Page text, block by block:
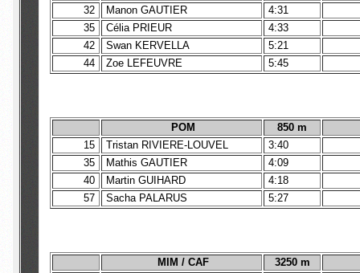
32
Manon GAUTIER
4:31
35
Célia PRIEUR
4:33
42
Swan KERVELLA
5:21
44
Zoe LEFEUVRE 5:45
POM
850 m
15
Tristan RIVIERE-LOUVEL
3:40
35
Mathis GAUTIER
4:09
40
Martin GUIHARD
4:18
57
Sacha PALARUS 5:27
MIM / CAF
3250 m